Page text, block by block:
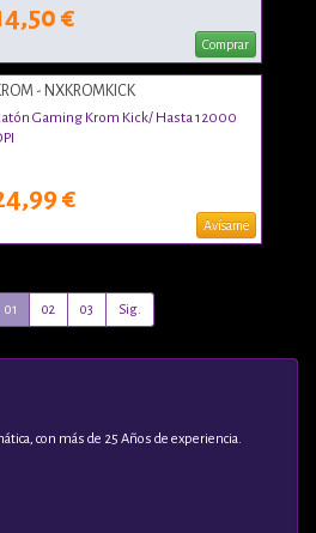
€
Comprar
- NXKROMKICK
Gaming Krom Kick/ Hasta 12000
€
Avísame
01 02 03 Sig.
con más de 25 Años de experiencia.